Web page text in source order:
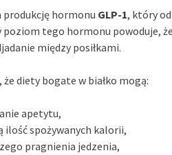
produkcję hormonu GLP-1, który
tego hormonu powoduje,
między posiłkami.
diety bogate w białko mogą:
apetytu,
ilość spożywanych kalorii,
pragnienia jedzenia,